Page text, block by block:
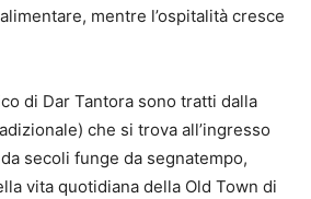
mentre l’ospitalità cresce
di Dar Tantora sono tratti dalla
che si trova all’ingresso
secoli funge da segnatempo,
vita quotidiana della Old Town di